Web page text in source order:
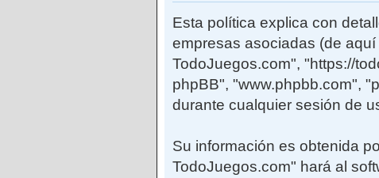
Esta política explica con
empresas asociadas (de
TodoJuegos.com", "https://
phpBB", "www.phpbb.com",
durante cualquier sesión de
Su información es obtenida
TodoJuegos.com" hará al